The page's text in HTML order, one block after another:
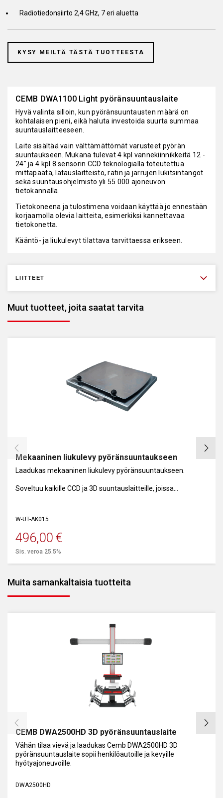
Radiotiedonsiirto 2,4 GHz, 7 eri aluetta
KYSY MEILTÄ TÄSTÄ TUOTTEESTA
CEMB DWA1100 Light pyöränsuuntauslaite
Hyvä valinta silloin, kun pyöränsuuntausten määrä on
kohtalaisen pieni, eikä haluta investoida suurta summaa
suuntauslaitteeseen.
Laite sisältää vain välttämättömät varusteet pyörän
suuntaukseen. Mukana tulevat 4 kpl vannekiinnikkeitä 12 -
24" ja 4 kpl 8 sensorin CCD teknologialla toteutettua
mittapäätä, latauslaitteisto, ratin ja jarrujen lukitsintangot
sekä suuntausohjelmisto yli 55 000 ajoneuvon
tietokannalla.
Tietokoneena ja tulostimena voidaan käyttää jo ennestään
korjaamolla olevia laitteita, esimerkiksi kannettavaa
tietokonetta.
Kääntö- ja liukulevyt tilattava tarvittaessa erikseen.
LIITTEET
Muut tuotteet, joita saatat tarvita
Mekaaninen liukulevy pyöränsuuntaukseen
Laadukas mekaaninen liukulevy pyöränsuuntaukseen.
Soveltuu kaikille CCD ja 3D suuntauslaitteille, joissa
W-UT-AK015
496,00 €
Sis. veroa 25.5%
Muita samankaltaisia tuotteita
CEMB DWA2500HD 3D pyöränsuuntauslaite
Vähän tilaa vievä ja laadukas Cemb DWA2500HD 3D
pyöränsuuntauslaite sopii henkilöautoille ja kevyille
hyötyajoneuvoille.
DWA2500HD